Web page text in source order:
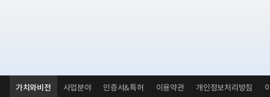
가치와비전 사업분야 인증서&특허 이용약관 개인정보처리방침